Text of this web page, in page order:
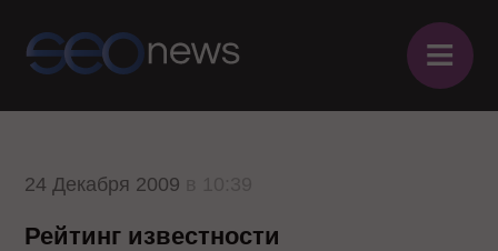
≡
24 Декабря 2009
Рейтинг известности